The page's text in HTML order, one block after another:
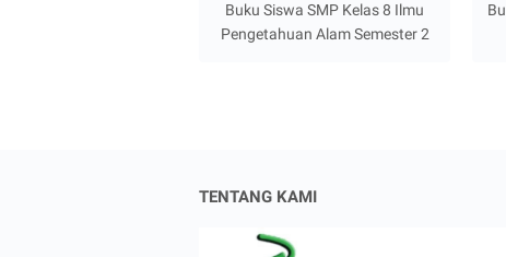
Buku Siswa SMP Kelas 8 Ilmu
Pengetahuan Alam Semester 2
TENTANG KAMI